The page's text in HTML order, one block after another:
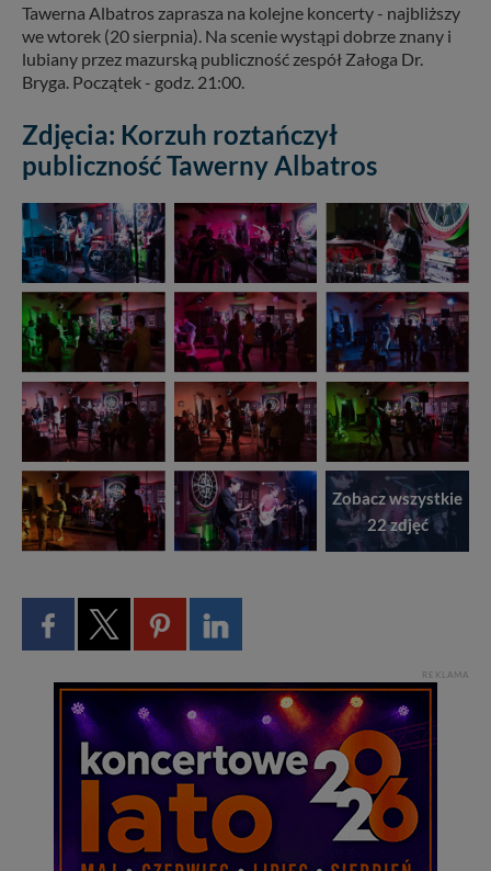
Tawerna Albatros zaprasza na kolejne koncerty - najbliższy
we wtorek (20 sierpnia). Na scenie wystąpi dobrze znany i
lubiany przez mazurską publiczność zespół Załoga Dr.
Bryga. Początek - godz. 21:00.
Zdjęcia: Korzuh roztańczył
publiczność Tawerny Albatros
Zobacz wszystkie
22 zdjęć
REKLAMA